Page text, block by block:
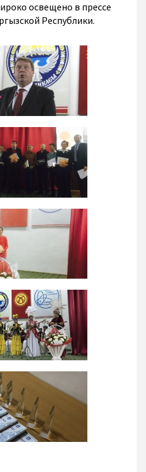
освещено в прессе
Республики.